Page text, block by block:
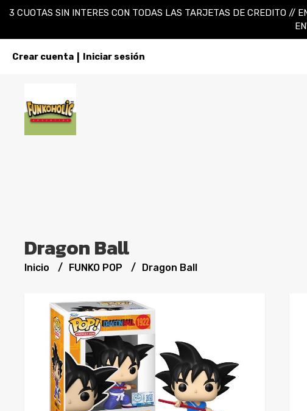
3 CUOTAS SIN INTERES CON TODAS LAS TARJETAS DE CREDITO //
Crear cuenta Iniciar sesión
Dragon Ball
Inicio FUNKO POP Dragon Ball